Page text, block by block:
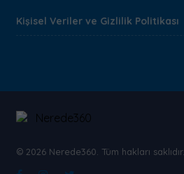
Kişisel Veriler ve Gizlilik Politikası
© 2026 Nerede360. Tüm hakları saklıdır.